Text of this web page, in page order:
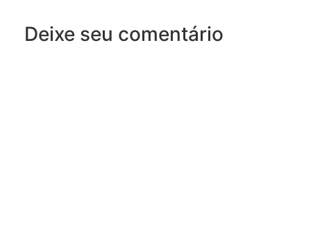
Deixe seu comentário